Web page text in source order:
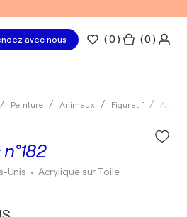
avec nous (0 ) ( 0 )
Peinture Animaux Figuratif
Unis • Acrylique sur Toile